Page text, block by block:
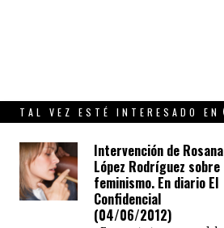
TAL VEZ ESTÉ INTERESADO EN
Intervención de Rosana
López Rodríguez sobre
feminismo. En diario El
Confidencial
(04/06/2012)